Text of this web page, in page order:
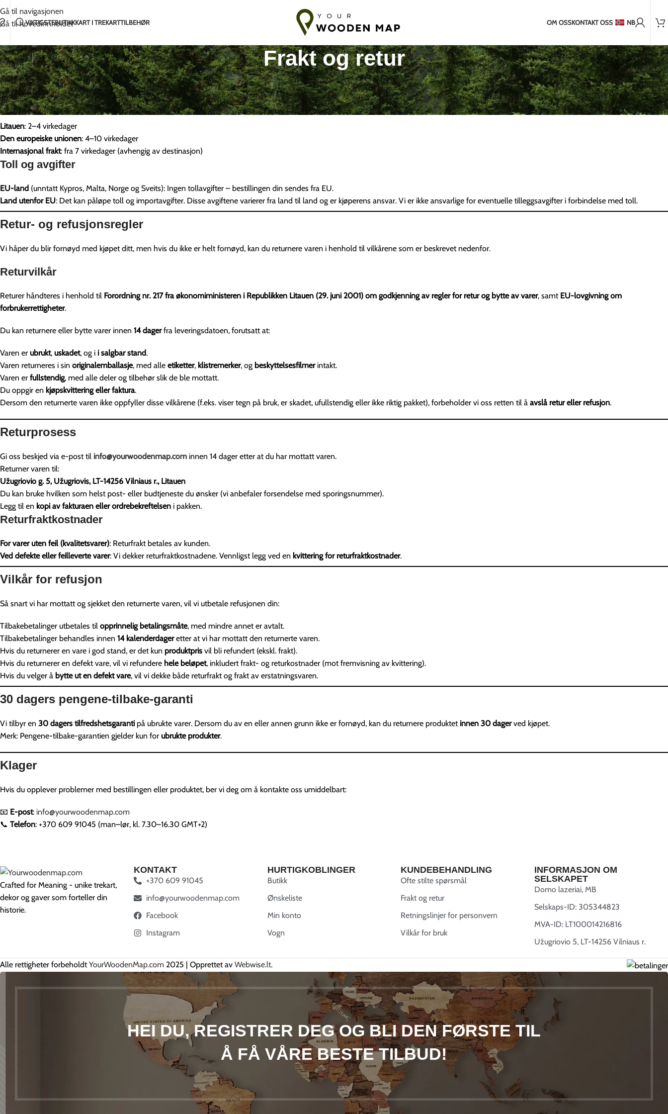
Gå til navigasjonen
Gå til hovedinnholdet
Håndlaget med kjærlighet i Litauen 7-14 dagers frakt til EU
VIKTIGSTEBUTIKKKART I TREKARTTILBEHØR OM OSSKONTAKT OSS NB
Frakt og retur
Fraktinformasjon
Vi leverer til de fleste land over hele verden.
Litauen: 2–4 virkedager
Den europeiske unionen: 4–10 virkedager
Internasjonal frakt: fra 7 virkedager (avhengig av destinasjon)
Toll og avgifter
EU-land (unntatt Kypros, Malta, Norge og Sveits): Ingen tollavgifter – bestillingen din sendes fra EU.
Land utenfor EU: Det kan påløpe toll og importavgifter. Disse avgiftene varierer fra land til land og er kjøperens ansvar. Vi er ikke ansvarlige for eventuelle tilleggsavgifter i forbindelse med toll.
Retur- og refusjonsregler
Vi håper du blir fornøyd med kjøpet ditt, men hvis du ikke er helt fornøyd, kan du returnere varen i henhold til vilkårene som er beskrevet nedenfor.
Returvilkår
Returer håndteres i henhold til Forordning nr. 217 fra økonomiministeren i Republikken Litauen (29. juni 2001) om godkjenning av regler for retur og bytte av varer, samt EU-lovgivning om
forbrukerrettigheter.
Du kan returnere eller bytte varer innen 14 dagerfra leveringsdatoen, forutsatt at:
Varen er ubrukt, uskadet, og i i salgbar stand.
Varen returneres i sin originalemballasje, med alle etiketter, klistremerker, og beskyttelsesfilmerintakt.
Varen er fullstendig, med alle deler og tilbehør slik de ble mottatt.
Du oppgir en kjøpskvittering eller faktura.
Dersom den returnerte varen ikke oppfyller disse vilkårene (f.eks. viser tegn på bruk, er skadet, ufullstendig eller ikke riktig pakket), forbeholder vi oss retten til å avslå retur eller refusjon.
Returprosess
Gi oss beskjed via e-post til info@yourwoodenmap.com innen 14 dager etter at du har mottatt varen.
Returner varen til:
Užugriovio g. 5, Užugriovis, LT-14256 Vilniaus r., Litauen
Du kan bruke hvilken som helst post- eller budtjeneste du ønsker (vi anbefaler forsendelse med sporingsnummer).
Legg til en kopi av fakturaen eller ordrebekreftelsen i pakken.
Returfraktkostnader
For varer uten feil (kvalitetsvarer): Returfrakt betales av kunden.
Ved defekte eller feilleverte varer: Vi dekker returfraktkostnadene. Vennligst legg ved en kvittering for returfraktkostnader.
Vilkår for refusjon
Så snart vi har mottatt og sjekket den returnerte varen, vil vi utbetale refusjonen din:
Tilbakebetalinger utbetales til opprinnelig betalingsmåte, med mindre annet er avtalt.
Tilbakebetalinger behandles innen 14 kalenderdageretter at vi har mottatt den returnerte varen.
Hvis du returnerer en vare i god stand, er det kun produktpris vil bli refundert (ekskl. frakt).
Hvis du returnerer en defekt vare, vil vi refundere hele beløpet, inkludert frakt- og returkostnader (mot fremvisning av kvittering).
Hvis du velger å bytte ut en defekt vare, vil vi dekke både returfrakt og frakt av erstatningsvaren.
30 dagers pengene-tilbake-garanti
Vi tilbyr en 30 dagers tilfredshetsgaranti på ubrukte varer. Dersom du av en eller annen grunn ikke er fornøyd, kan du returnere produktet innen 30 dagerved kjøpet.
Merk: Pengene-tilbake-garantien gjelder kun for ubrukte produkter.
Klager
Hvis du opplever problemer med bestillingen eller produktet, ber vi deg om å kontakte oss umiddelbart:
📧 E-post: info@yourwoodenmap.com
📞 Telefon: +370 609 91045 (man–lør, kl. 7.30–16.30 GMT+2)
Crafted for Meaning - unike trekart,
dekor og gaver som forteller din
historie.
KONTAKT
+370 609 91045
info@yourwoodenmap.com
Facebook
Instagram
HURTIGKOBLINGER
Butikk
Ønskeliste
Min konto
Vogn
KUNDEBEHANDLING
Ofte stilte spørsmål
Frakt og retur
Retningslinjer for personvern
Vilkår for bruk
INFORMASJON OM
SELSKAPET
Domo lazeriai, MB
Selskaps-ID: 305344823
MVA-ID: LT100014216816
Užugriovio 5, LT-14256 Vilniaus r.
Alle rettigheter forbeholdtYourWoodenMap.com 2025 | Opprettet av Webwise.lt.
HEI DU, REGISTRER DEG OG BLI DEN FØRSTE TIL
Å FÅ VÅRE BESTE TILBUD!